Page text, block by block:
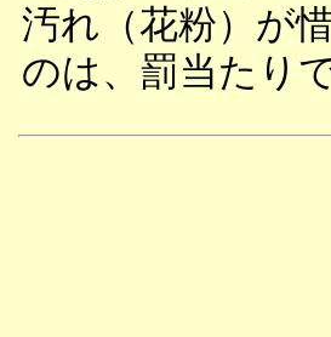
汚れ（花粉）が
のは、罰当たり